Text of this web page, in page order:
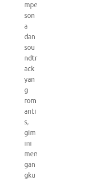
mpe
son
a
dan
sou
ndtr
ack
yan
g
rom
anti
s,
gim
ini
men
gan
gku